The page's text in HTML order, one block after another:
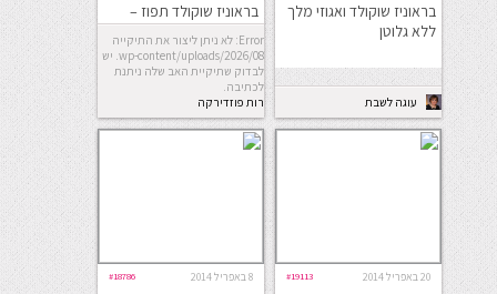
בראוניז שוקולד ואגוזי מלך
ללא גלוטן
עוגה לשבת
בראוניז שוקולד תפוז –
ללא גלוטן
Error: לא ניתן ליצור את התיקייה
wp-content/uploads/2026/08. יש
לבדוק שתיקיית האב שלה ניתנת
לכתיבה.
רות פוזדירקה
20 באפריל 2014 #19113 8 באפריל 2014 #18786